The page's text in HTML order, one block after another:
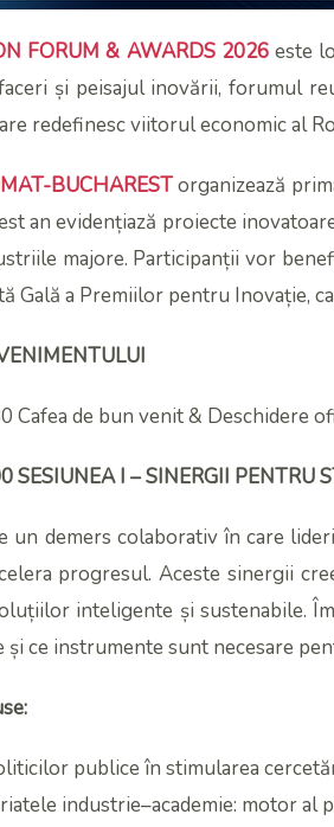
FORUM & AWARDS 2026este
și peisajul inovării, forumul
redefinesc viitorul economic al
BUCHARESTorganizează
an evidențiază proiecte
majore. Participanții vor
Gală a Premiilor pentru Inovație,
Cafea de bun venit & Deschidere
SESIUNEA I – SINERGII PENTRU
un demers colaborativ în care
progresul. Aceste sinergii
inteligente și sustenabile.
ce instrumente sunt necesare
publice în stimularea
industrie–academie: motor al